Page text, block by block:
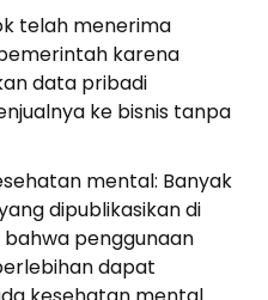
telah menerima
karena
data pribadi
ke bisnis tanpa
mental: Banyak
dipublikasikan di
bahwa penggunaan
dapat